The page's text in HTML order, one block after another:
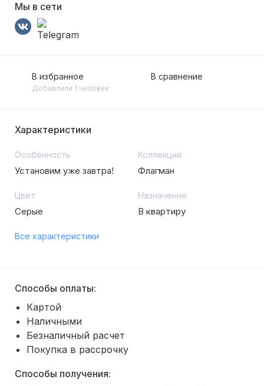
Мы в сети
В избранное
Добавлили 1 человек
В сравнение
Характеристики
Особенность
Установим уже завтра!
Коллекция
Флагман
Цвет
Серые
Назначение
В квартиру
Все характеристики
Способы оплаты:
Картой
Наличными
Безналичный расчет
Покупка в рассрочку
Способы получения: